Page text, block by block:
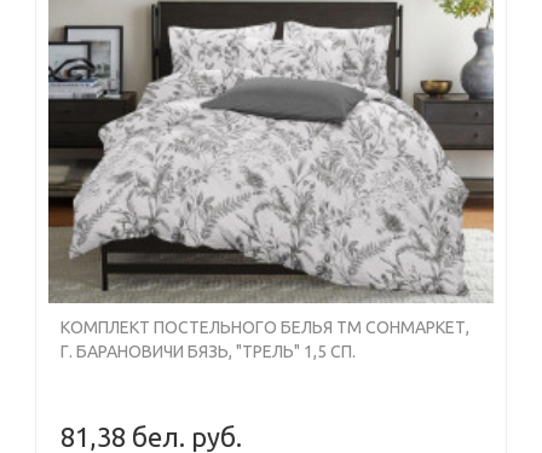
КОМПЛЕКТ ПОСТЕЛЬНОГО БЕЛЬЯ ТМ СОНМАРКЕТ,
Г. БАРАНОВИЧИ БЯЗЬ, "ТРЕЛЬ" 1,5 СП.
81,38 бел. руб.